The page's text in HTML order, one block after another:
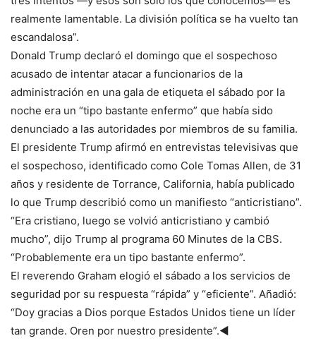
realmente lamentable. La división política se ha vuelto tan
escandalosa”.
Donald Trump declaró el domingo que el sospechoso
acusado de intentar atacar a funcionarios de la
administración en una gala de etiqueta el sábado por la
noche era un “tipo bastante enfermo” que había sido
denunciado a las autoridades por miembros de su familia.
El presidente Trump afirmó en entrevistas televisivas que
el sospechoso, identificado como Cole Tomas Allen, de 31
años y residente de Torrance, California, había publicado
lo que Trump describió como un manifiesto “anticristiano”.
“Era cristiano, luego se volvió anticristiano y cambió
mucho”, dijo Trump al programa 60 Minutes de la CBS.
“Probablemente era un tipo bastante enfermo”.
El reverendo Graham elogió el sábado a los servicios de
seguridad por su respuesta “rápida” y “eficiente”. Añadió:
“Doy gracias a Dios porque Estados Unidos tiene un líder
tan grande. Oren por nuestro presidente”.◄